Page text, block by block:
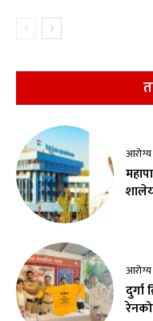
दुर्गा